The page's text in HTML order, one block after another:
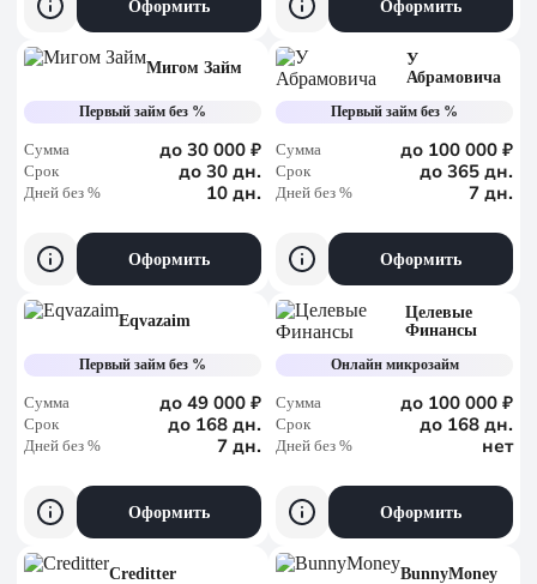
Оформить Оформить
Мигом Займ
Первый займ без %
Сумма до 30 000 ₽
Срок до 30 дн.
Дней без % 10 дн.
Оформить
У
Абрамовича
Первый займ без %
Сумма до 100 000 ₽
Срок до 365 дн.
Дней без % 7 дн.
Оформить
Eqvazaim
Первый займ без %
Сумма до 49 000 ₽
Срок до 168 дн.
Дней без % 7 дн.
Оформить
Целевые
Финансы
Онлайн микрозайм
Сумма до 100 000 ₽
Срок до 168 дн.
Дней без % нет
Оформить
Creditter BunnyMoney